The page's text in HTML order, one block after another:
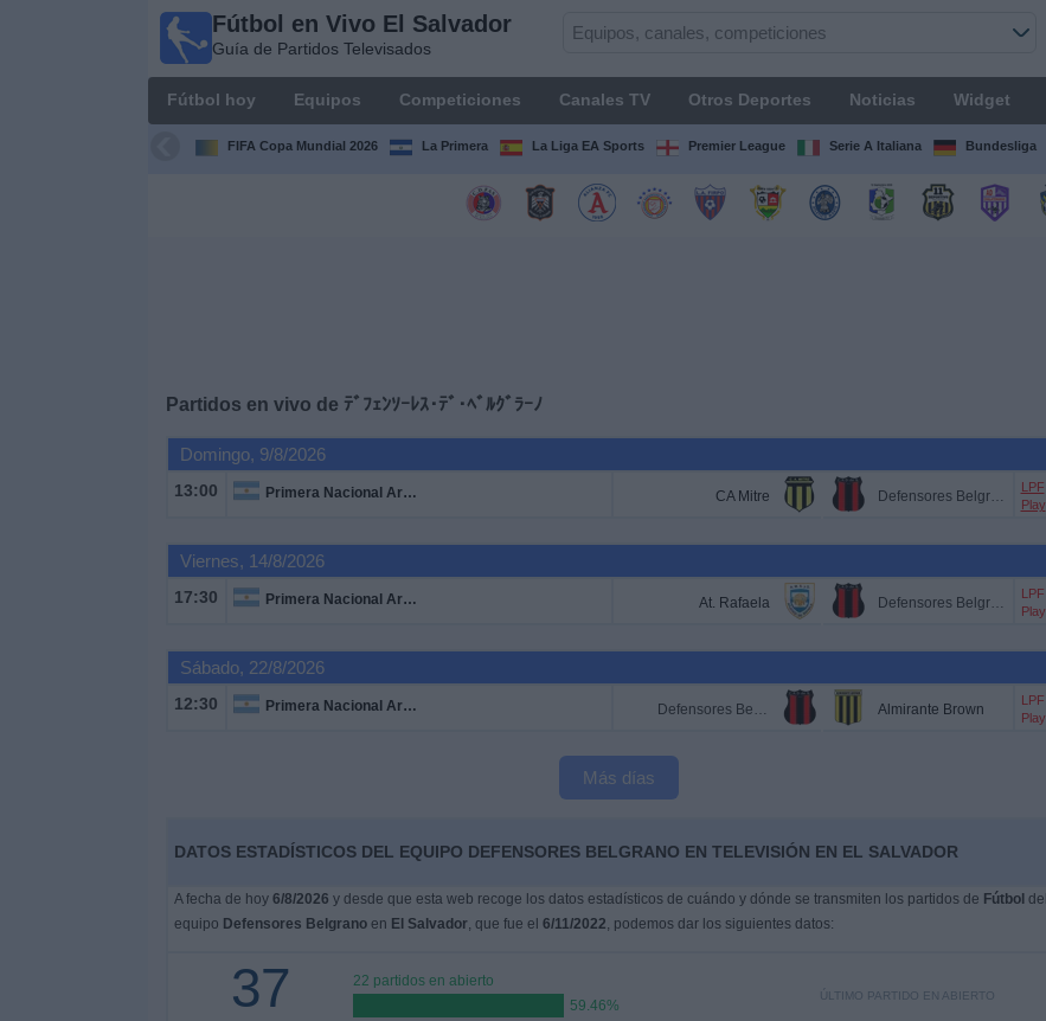
Fútbol en Vivo El Salvador
Guía de Partidos Televisados
Fútbol hoy Equipos Competiciones Canales TV Otros Deportes Noticias Widget
FIFA Copa Mundial 2026 La Primera La Liga EA Sports Premier League Serie A Italiana Bundesliga
Partidos en vivo de ﾃﾞﾌｪﾝｿｰﾚｽ･ﾃﾞ･ﾍﾞﾙｸﾞﾗｰﾉ
Domingo, 9/8/2026
13:00 Primera Nacional Argentina CA Mitre Defensores Belgrano
LPF
Play
Viernes, 14/8/2026
17:30 Primera Nacional Argentina At. Rafaela Defensores Belgrano
LPF
Play
Sábado, 22/8/2026
12:30 Primera Nacional Argentina Defensores Belgrano Almirante Brown
LPF
Play
Más días
DATOS ESTADÍSTICOS DEL EQUIPO DEFENSORES BELGRANO EN TELEVISIÓN EN EL SALVADOR
A fecha de hoy 6/8/2026 y desde que esta web recoge los datos estadísticos de cuándo y dónde se transmiten los partidos de Fútbol del
equipo Defensores Belgranoen El Salvador, que fue el 6/11/2022, podemos dar los siguientes datos:
37
22 partidos en abierto
59.46%
ÚLTIMO PARTIDO EN ABIERTO